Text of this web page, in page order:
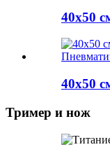
40x50
40x50
Тример и нож